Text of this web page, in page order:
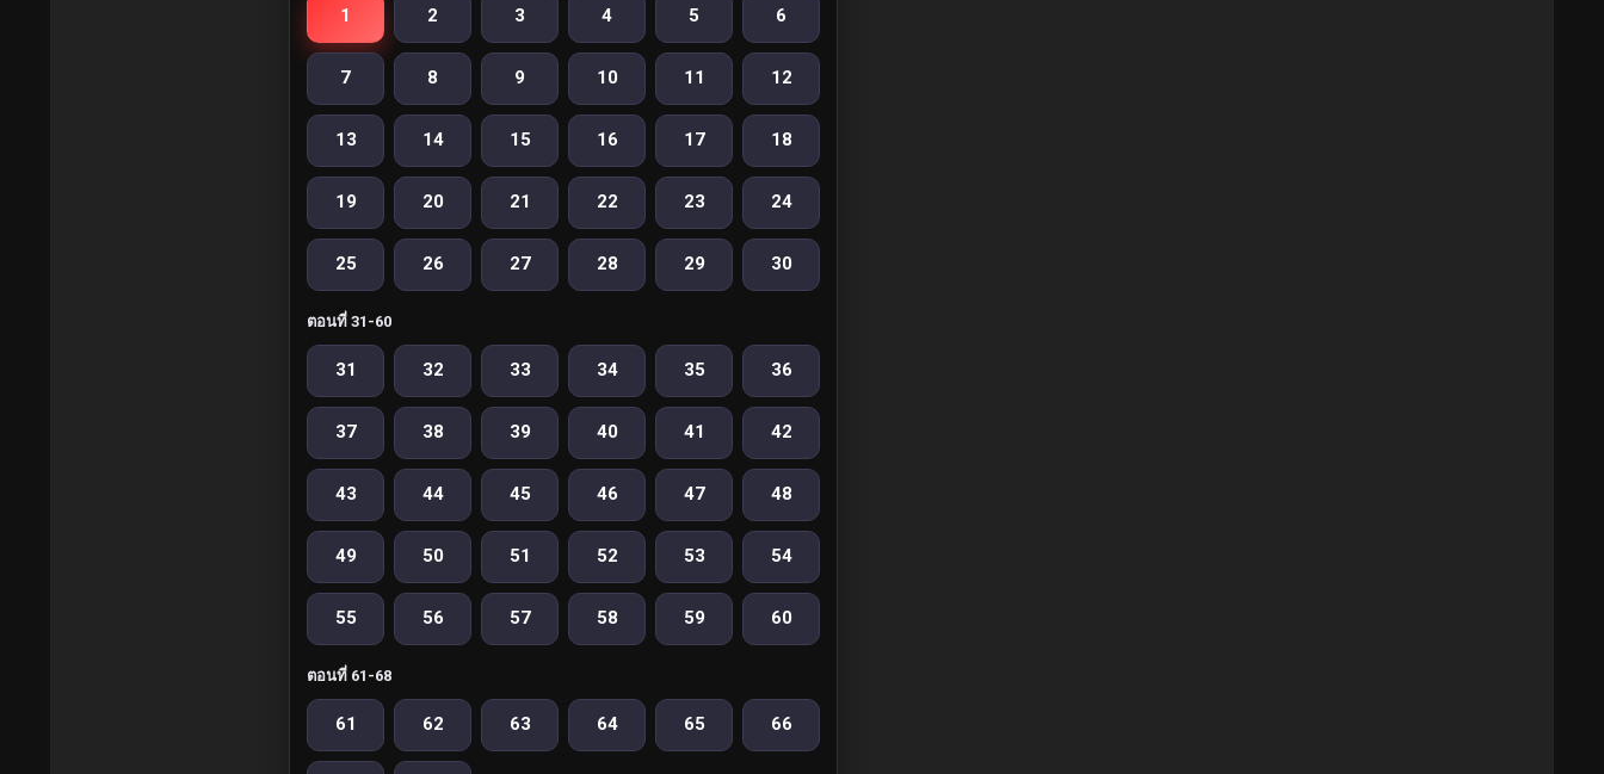
1 2 3 4 5 6
7 8 9 10 11 12
13 14 15 16 17 18
19 20 21 22 23 24
25 26 27 28 29 30
ตอนที่ 31-60
31 32 33 34 35 36
37 38 39 40 41 42
43 44 45 46 47 48
49 50 51 52 53 54
55 56 57 58 59 60
ตอนที่ 61-68
61 62 63 64 65 66